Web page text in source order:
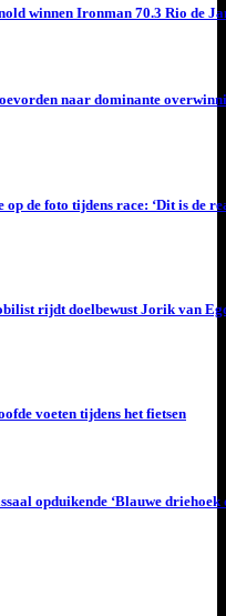
winnen Ironman 70.3 Rio de
naar dominante
de foto tijdens race: ‘Dit is de
rijdt doelbewust Jorik van
voeten tijdens het fietsen
opduikende ‘Blauwe driehoek